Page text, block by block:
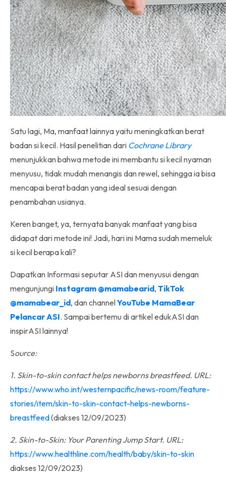
Satu lagi, Ma, manfaat lainnya yaitu meningkatkan berat
badan si kecil. Hasil penelitian dari Cochrane Library
menunjukkan bahwa metode inimembantu si kecil nyaman
menyusu, tidak mudah menangis dan rewel, sehingga ia bisa
mencapai berat badan yang ideal sesuai dengan
penambahan usianya.
Keren banget, ya, ternyata banyak manfaat yang bisa
didapat dari metode ini! Jadi, hari ini Mama sudah memeluk
si kecil berapa kali?
Dapatkan Informasi seputar ASI dan menyusui dengan
mengunjungi Instagram @mamabearid, TikTok
@mamabear_id, dan channelYouTube MamaBear
Pelancar ASI. Sampai bertemu di artikel edukASI dan
inspirASI lainnya!
Source:
1. Skin-to-skin contact helps newborns breastfeed. URL:
https://www.who.int/westernpacific/news-room/feature-
stories/item/skin-to-skin-contact-helps-newborns-
breastfeed(diakses 12/09/2023)
2. Skin-to-Skin: Your Parenting Jump Start. URL:
https://www.healthline.com/health/baby/skin-to-skin
diakses 12/09/2023)